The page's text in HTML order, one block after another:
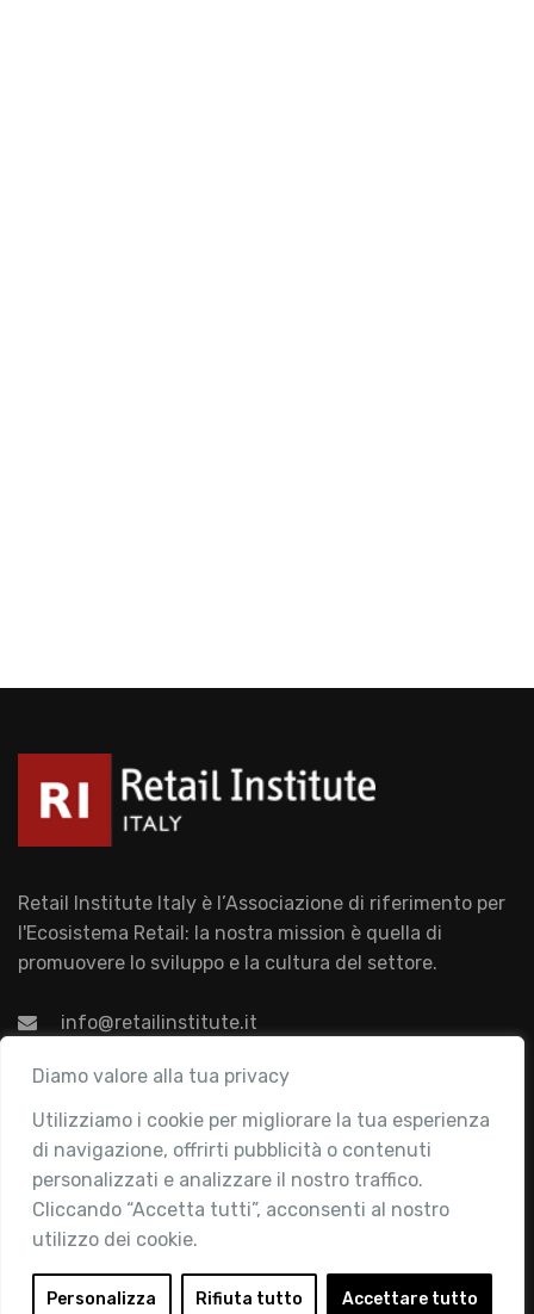
Diamo valore alla tua privacy
Utilizziamo i cookie per migliorare la tua esperienza
di navigazione, offrirti pubblicità o contenuti
personalizzati e analizzare il nostro traffico.
Cliccando “Accetta tutti”, acconsenti al nostro
utilizzo dei cookie.
Personalizza Rifiuta tutto Accettare tutto
Retail Institute Italy è l’Associazione di riferimento per
l'Ecosistema Retail: la nostra mission è quella di
promuovere lo sviluppo e la cultura del settore.
info@retailinstitute.it
Associazione
Chi siamo
Attività
Contatti
Area Riservata
Login